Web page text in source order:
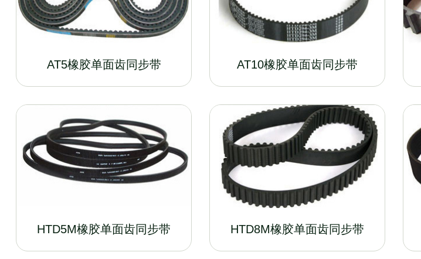
AT5橡胶单面齿同步带 AT10橡胶单面齿同步带
HTD5M橡胶单面齿同步带 HTD8M橡胶单面齿同步带